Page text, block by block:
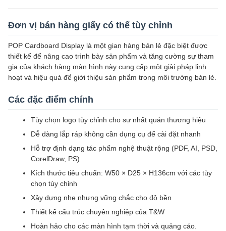
Đơn vị bán hàng giấy có thể tùy chỉnh
POP Cardboard Display là một gian hàng bán lẻ đặc biệt được
thiết kế để nâng cao trình bày sản phẩm và tăng cường sự tham
gia của khách hàng.màn hình này cung cấp một giải pháp linh
hoạt và hiệu quả để giới thiệu sản phẩm trong môi trường bán lẻ.
Các đặc điểm chính
Tùy chọn logo tùy chỉnh cho sự nhất quán thương hiệu
Dễ dàng lắp ráp không cần dụng cụ để cài đặt nhanh
Hỗ trợ định dạng tác phẩm nghệ thuật rộng (PDF, AI, PSD,
CorelDraw, PS)
Kích thước tiêu chuẩn: W50 × D25 × H136cm với các tùy
chọn tùy chỉnh
Xây dựng nhẹ nhưng vững chắc cho độ bền
Thiết kế cấu trúc chuyên nghiệp của T&W
Hoàn hảo cho các màn hình tạm thời và quảng cáo.